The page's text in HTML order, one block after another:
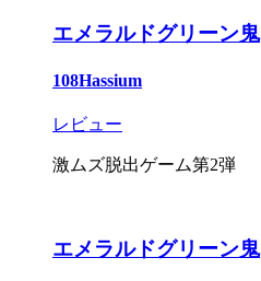
エメラルドグリーン鬼
108Hassium
レビュー
激ムズ脱出ゲーム第2弾
エメラルドグリーン鬼